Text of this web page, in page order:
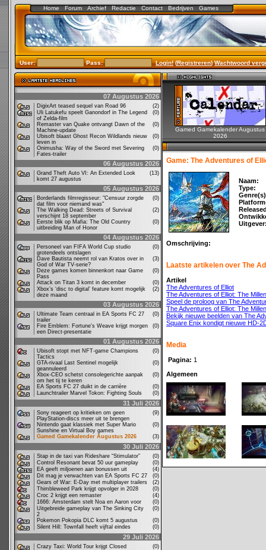
Home Forum Archief Redactie Contact Bedrijven Games
User: Pass: Login!(Registreren)Wachtwoord
07 Augustus 2026
DigixArt teased sequel van Road 96
(2)
Uli Latukefu speelt Ganondorf in The Legend
of Zelda-film
(0)
Remaster van Quake ontvangt Dawn of the
Machine-update
(0)
Ubisoft blaast Ghost Recon Wildlands nieuw
leven in
(0)
Onimusha: Way of the Sword met Severing
Fates-trailer
(0)
06 Augustus 2026
Grand Theft Auto VI: An Extended Look
komt 27 augustus
(13)
05 Augustus 2026
Borderlands filmregisseur: "Censuur zorgde
dat film voor niemand was"
(0)
The Walking Dead: Streets of Survival
verschijnt 18 september
(2)
Eerste blik op Mafia: The Old Country
uitbreiding Man of Honor
(0)
04 Augustus 2026
Personeel van FIFA World Cup studio
grotendeels ontslagen
(0)
Dave Bautista neemt rol van Kratos over in
God of War TV-serie?
(3)
Deze games komen binnenkort naar Game
Pass
(0)
Attack on Titan 3 komt in december
(0)
Xbox’s ‘disc to digital’ feature komt mogelijk
deze maand
(2)
03 Augustus 2026
Ultimate Team centraal in EA Sports FC 27
trailer
(0)
Fire Emblem: Fortune's Weave krijgt morgen
een Direct-presentatie
(0)
01 Augustus 2026
Ubisoft stopt met NFT-game Champions
Tactics
(0)
GTA-rivaal Last Sentinel mogelijk
geannuleerd
(0)
Xbox-CEO schetst consolegerichte aanpak
om het tij te keren
(0)
EA Sports FC 27 duikt in de carrière
(0)
Launchtrailer Marvel Tokon: Fighting Souls
(0)
31 Juli 2026
Sony reageert op kritieken om geen
PlayStation-discs meer uit te brengen
(9)
Nintendo gaat klassiek met Super Mario
Sunshine en Virtual Boy games
(0)
Gamed Gamekalender Augustus 2026
(3)
30 Juli 2026
Stap in de taxi van Rideshare “Stimulator”
(0)
Control Resonant bevat 50 uur gameplay
(0)
EA geeft miljoenen aan bonussen uit
(4)
Dit mag je verwachten van EA Sports FC 27
(0)
Gears of War: E-Day met multiplayer trailers
(2)
Thimbleweed Park krijgt opvolger in 2028
(0)
Croc 2 krijgt een remaster
(4)
1666: Amsterdam stelt Noa en Aaron voor
(0)
Uitgebreide gameplay van The Sinking City
2
(0)
Pokemon Pokopia DLC komt 5 augustus
(0)
Silent Hill: Townfall heeft vijftal eindes
(0)
29 Juli 2026
Crazy Taxi: World Tour krijgt Closed
(0)
Gamed Gamekalender Augustus
2026
Game: The Adventures of
Naam:
Type:
Omschrijving:
Laatste artikelen over The
Artikel
The Adventures of Elliot
The Adventures of Elliot: The
Speel de proloog van The
The Adventures of Elliot: The
Bekijk nieuwe beelden van The
Square Enix kondigt nieuwe HD-
Media
Pagina: 1
Algemeen